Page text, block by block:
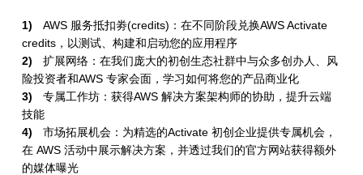
a
t
e
计
划
AWS 服务抵扣劵(credits)：在不同阶段兑换AWS Activate
credits，以测试、构建和启动您的应用程序
扩展网络：在我们庞大的初创生态社群中与众多创办人、风
险投资者和AWS 专家会面，学习如何将您的产品商业化
专属工作坊：获得AWS 解决方案架构师的协助，提升云端
技能
市场拓展机会：为精选的Activate 初创企业提供专属机会，
在 AWS 活动中展示解决方案，并透过我们的官方网站获得额外
的媒体曝光